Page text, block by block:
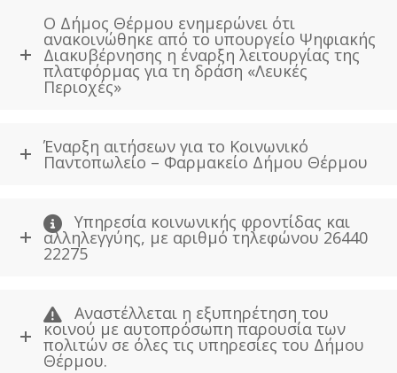
Ο Δήμος Θέρμου ενημερώνει ότι
ανακοινώθηκε από το υπουργείο Ψηφιακής
Διακυβέρνησης η έναρξη λειτουργίας της
πλατφόρμας για τη δράση «Λευκές
Περιοχές»
Έναρξη αιτήσεων για το Κοινωνικό
Παντοπωλείο – Φαρμακείο Δήμου Θέρμου
Υπηρεσία κοινωνικής φροντίδας και
αλληλεγγύης, με αριθμό τηλεφώνου 26440
22275
Αναστέλλεται η εξυπηρέτηση του
κοινού με αυτοπρόσωπη παρουσία των
πολιτών σε όλες τις υπηρεσίες του Δήμου
Θέρμου.